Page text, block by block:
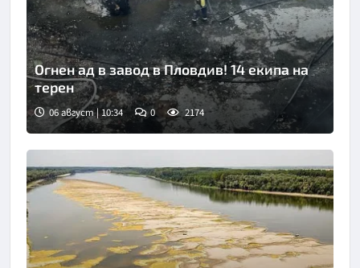
Огнен ад в завод в Пловдив! 14 екипа на
терен
06 август | 10:34 0 2174